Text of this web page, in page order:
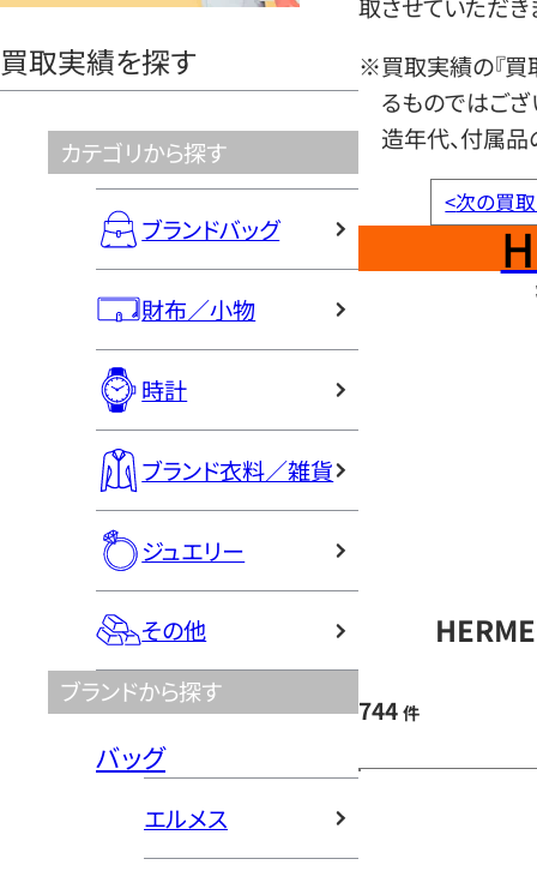
買取実績を探す
カテゴリから探す
ブランドバッグ
財布／小物
時計
ブランド衣料／雑貨
ジュエリー
その他
ブランドから探す
バッグ
エルメス
取させていただき
※買取実績の『買
るものではござ
造年代、付属品
<次の買
744 件